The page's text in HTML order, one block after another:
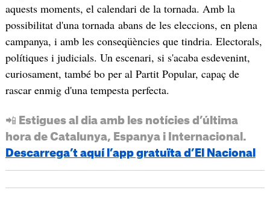
aquests moments, el calendari de la tornada. Amb la
possibilitat d'una tornada abans de les eleccions, en plena
campanya, i amb les conseqüències que tindria. Electorals,
polítiques i judicials. Un escenari, si s'acaba esdevenint,
curiosament, també bo per al Partit Popular, capaç de
rascar enmig d'una tempesta perfecta.
📲 Estigues al dia amb les notícies d’última
hora de Catalunya, Espanya i Internacional.
Descarrega’t aquí l’app gratuïta d’El Nacional